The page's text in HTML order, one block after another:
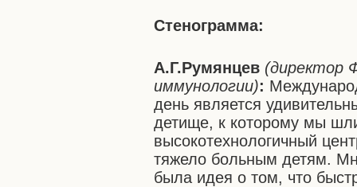
Стенограмма:
А.Г.Румянцев (директор
иммунологии):
день является
детище, к которому мы
высокотехнологичный
тяжело больным детям.
была идея о том, что